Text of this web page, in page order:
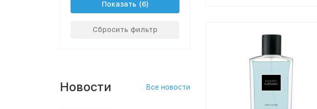
Показать
Сбросить фильтр
Новости Все новости